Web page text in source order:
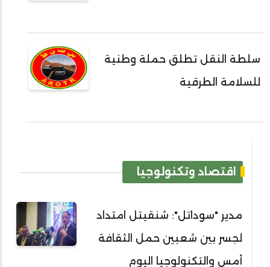
سلطة النقل تطلق حملة وطنية
للسلامة الطرقية
اقتصاد وتكنولوجيا
مدير "سوداتل": شنقيتل امتداد
لجسر بين شعبين حمل الثقافة
أمس والتكنولوجيا اليوم